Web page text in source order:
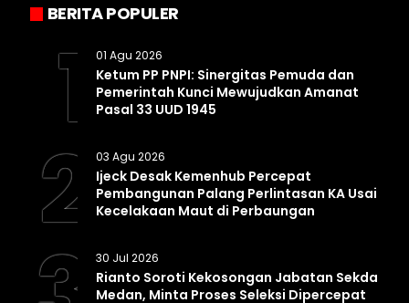
BERITA POPULER
1 01 Agu 2026
Ketum PP PNPI: Sinergitas Pemuda dan
Pemerintah Kunci Mewujudkan Amanat
Pasal 33 UUD 1945
2 03 Agu 2026
Ijeck Desak Kemenhub Percepat
Pembangunan Palang Perlintasan KA Usai
Kecelakaan Maut di Perbaungan
30 Jul 2026
Rianto Soroti Kekosongan Jabatan Sekda
Medan, Minta Proses Seleksi Dipercepat